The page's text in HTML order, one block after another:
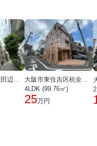
大阪市東住吉区田辺１丁目
大阪市東住吉区杭全２丁目
4LDK (99.76㎡)
25万円